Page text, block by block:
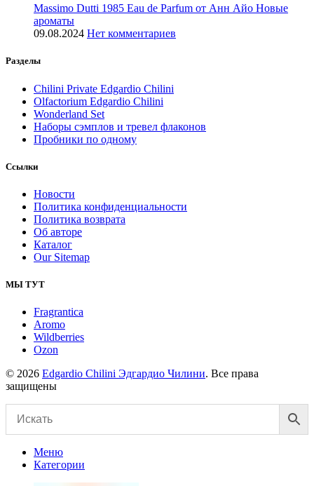
Massimo Dutti 1985 Eau de Parfum от Анн Айо Новые
ароматы
09.08.2024 Нет комментариев
Разделы
Chilini Private Edgardio Chilini
Olfactorium Edgardio Chilini
Wonderland Set
Наборы сэмплов и тревел флаконов
Пробники по одному
Ссылки
Новости
Политика конфиденциальности
Политика возврата
Об авторе
Каталог
Our Sitemap
МЫ ТУТ
Fragrantica
Aromo
Wildberries
Ozon
© 2026 Edgardio Chilini Эдгардио Чилини. Все права
защищены
Меню
Категории